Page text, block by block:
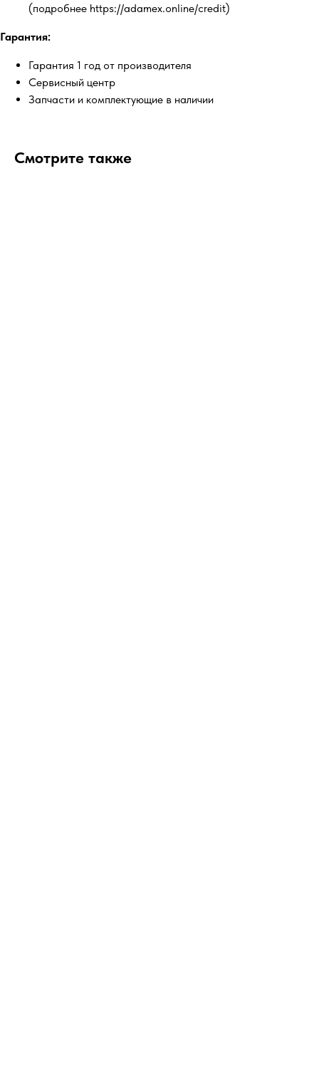
(подробнее https://adamex.online/credit)
Гарантия:
Гарантия 1 год от производителя
Сервисный центр
Запчасти и комплектующие в наличии
Смотрите также